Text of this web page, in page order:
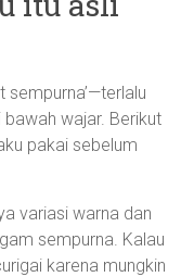
sempurna’—terlalu
bawah wajar. Berikut
pakai sebelum
variasi warna dan
sempurna. Kalau
karena mungkin